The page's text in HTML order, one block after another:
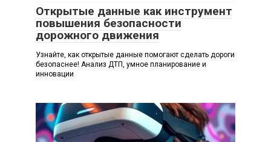
Открытые данные как инструмент
повышения безопасности
дорожного движения
Узнайте, как открытые данные помогают сделать дороги
безопаснее! Анализ ДТП, умное планирование и
инновации